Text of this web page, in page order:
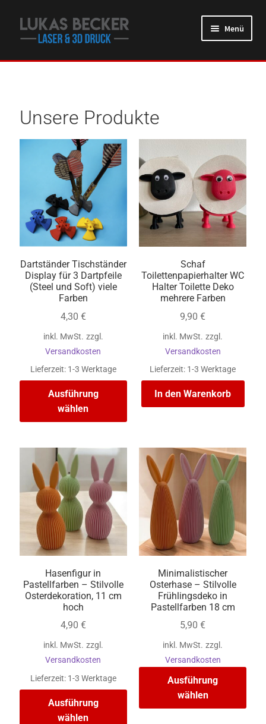
Menü
Unsere Produkte
Dartständer Tischständer
Display für 3 Dartpfeile
(Steel und Soft) viele
Farben
4,30 €
inkl. MwSt. zzgl.
Versandkosten
Lieferzeit: 1-3 Werktage
Ausführung
wählen
Schaf
Toilettenpapierhalter WC
Halter Toilette Deko
mehrere Farben
9,90€
inkl. MwSt. zzgl.
Versandkosten
Lieferzeit: 1-3 Werktage
In den Warenkorb
Hasenfigur in
Pastellfarben – Stilvolle
Osterdekoration, 11 cm
hoch
4,90 €
inkl. MwSt. zzgl.
Versandkosten
Lieferzeit: 1-3 Werktage
Ausführung
wählen
Minimalistischer
Osterhase – Stilvolle
Frühlingsdeko in
Pastellfarben 18 cm
5,90€
inkl. MwSt. zzgl.
Versandkosten
Ausführung
wählen